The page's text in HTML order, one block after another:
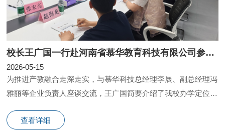
校长王广国一行赴河南省慕华教育科技有限公司参观考察
2026-05-15
为推进产教融合走深走实，与慕华科技总经理李展、副总经理冯
雅丽等企业负责人座谈交流，王广国简要介绍了我校办学定位、
查看详细